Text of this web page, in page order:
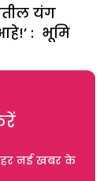
यंग
: भूमि
नई खबर के